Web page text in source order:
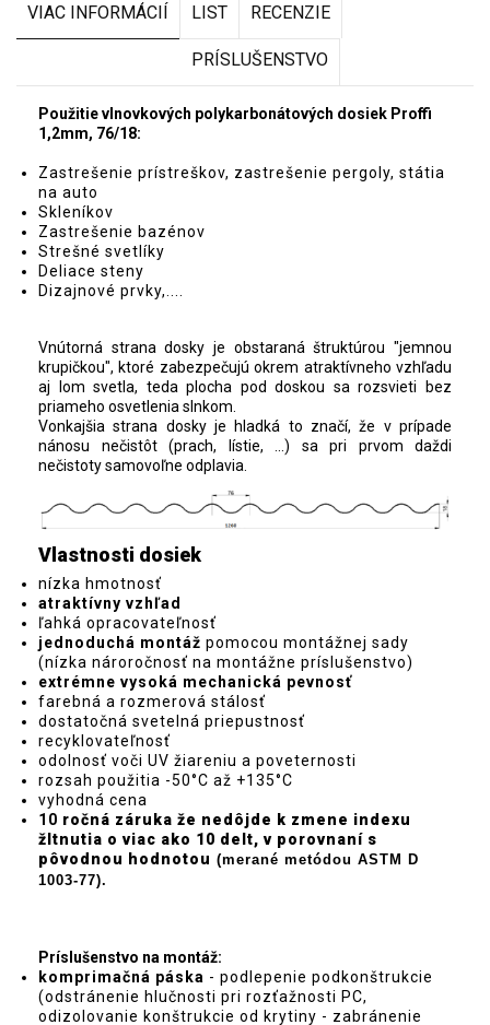
VIAC INFORMÁCIÍ LIST RECENZIE
PRÍSLUŠENSTVO
Použitie vlnovkových polykarbonátových dosiek Proffi
1,2mm, 76/18:
Zastrešenie prístreškov, zastrešenie pergoly, státia
na auto
Skleníkov
Zastrešenie bazénov
Strešné svetlíky
Deliace steny
Dizajnové prvky,....
Vnútorná strana dosky je obstaraná štruktúrou "jemnou
krupičkou", ktoré zabezpečujú okrem atraktívneho vzhľadu
aj lom svetla, teda plocha pod doskou sa rozsvieti bez
priameho osvetlenia slnkom.
Vonkajšia strana dosky je hladká to značí, že v prípade
nánosu nečistôt (prach, lístie, ...) sa pri prvom daždi
nečistoty samovoľne odplavia.
Vlastnosti dosiek
nízka hmotnosť
atraktívny vzhľad
ľahká opracovateľnosť
jednoduchá montáž pomocou montážnej sady
(nízka nároročnosť na montážne príslušenstvo)
extrémne vysoká mechanická pevnosť
farebná a rozmerová stálosť
dostatočná svetelná priepustnosť
recyklovateľnosť
odolnosť voči UV žiareniu a poveternosti
rozsah použitia -50°C až +135°C
vyhodná cena
10 ročná záruka že nedôjde k zmene indexu
žltnutia o viac ako 10 delt, v porovnaní s
pôvodnou hodnotou (merané metódou ASTM D
1003-77).
Príslušenstvo na montáž:
komprimačná páska - podlepenie podkonštrukcie
(odstránenie hlučnosti pri rozťažnosti PC,
odizolovanie konštrukcie od krytiny - zabránenie